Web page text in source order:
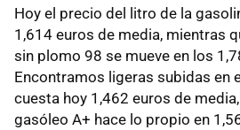
Hoy el precio del litro de la
1,614 euros de media, mientras
sin plomo 98 se mueve en los
Encontramos ligeras subidas en
cuesta hoy 1,462 euros de
gasóleo A+ hace lo propio en